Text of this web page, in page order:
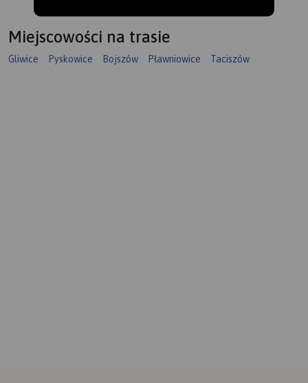
Miejscowości na trasie
Gliwice Pyskowice Bojszów Pławniowice Taciszów